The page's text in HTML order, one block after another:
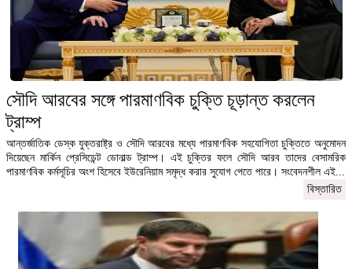
সৌদি আরবের সঙ্গে পারমাণবিক চুক্তি চূড়ান্ত করলেন
ট্রাম্প
আন্তর্জাতিক ডেস্ক যুক্তরাষ্ট্র ও সৌদি আরবের মধ্যে পারমাণবিক সহযোগিতা চুক্তিতে অনুমোদন
দিয়েছেন মার্কিন প্রেসিডেন্ট ডোনাল্ড ট্রাম্প। এই চুক্তির ফলে সৌদি আরব তাদের বেসামরিক
পারমাণবিক কর্মসূচির অংশ হিসেবে ইউরেনিয়াম সমৃদ্ধ করার সুযোগ পেতে পারে। সংবেদনশীল এই...
বিস্তারিত